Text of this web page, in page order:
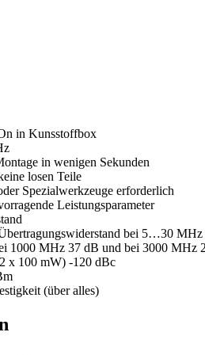
in Kunsstoffbox
in wenigen Sekunden
losen Teile
Spezialwerkzeuge erforderlich
Leistungsparameter
bei 5…30 MHz
1000 MHz 37 dB und bei 3000 MHz
x 100 mW) -120 dBc
(über alles)